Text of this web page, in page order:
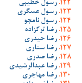
رسول خطیبی
رسول عسگری
رسول نامجو
رضا ترکزاده
رضا حیدری
رضا ستاری
رضا صدری
رضا عبدالرشیدی
رضا مهاجری